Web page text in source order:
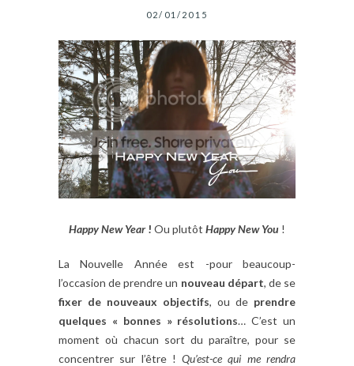
02/01/2015
Happy New Year! Ou plutôt Happy New You !
La Nouvelle Année est -pour beaucoup-
l’occasion de prendre un nouveau départ, de se
fixer de nouveaux objectifs, ou de prendre
quelques « bonnes » résolutions… C’est un
moment où chacun sort du paraître, pour se
concentrer sur l’être !Qu’est-ce qui me rendra